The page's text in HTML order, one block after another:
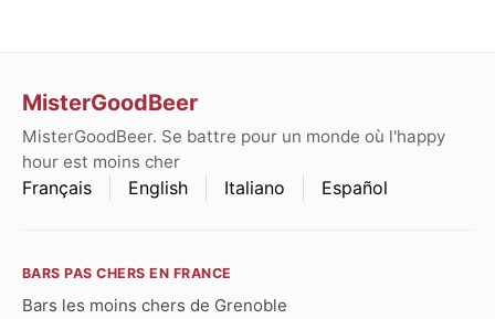
MisterGoodBeer
MisterGoodBeer. Se battre pour un monde où l'happy
hour est moins cher
Français English Italiano Español
BARS PAS CHERS EN FRANCE
Bars les moins chers de Grenoble